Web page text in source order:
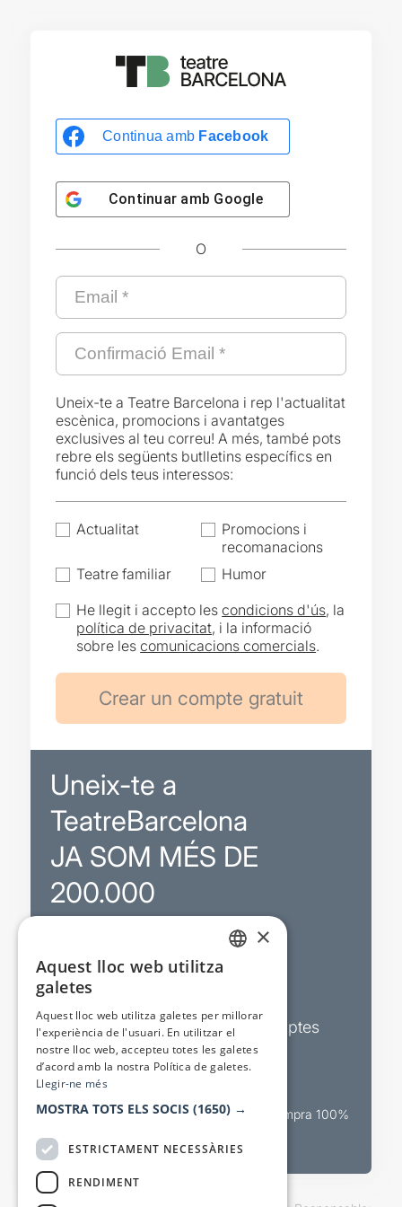
Continua amb Facebook
Continuar amb Google
O
Uneix-te a Teatre Barcelona i rep l'actualitat
escènica, promocions i avantatges
exclusives al teu correu! A més, també pots
rebre els següents butlletins específics en
funció dels teus interessos:
Actualitat
Promocions i
recomanacions
Teatre familiar
Humor
He llegit i accepto lescondicions d'ús, la
política de privacitat, i la informació
sobre lescomunicacions comercials.
Uneix-te a
TeatreBarcelona
JA SOM MÉS DE
200.000
Sortejos exclusius
Butlletins d’actualitat i descomptes
Valora espectacles
Canal oficial de venda teatral Compra 100%
×
Aquest lloc web utilitza
galetes
Aquest lloc web utilitza galetes per millorar
l'experiència de l'usuari. En utilitzar el
nostre lloc web, accepteu totes les galetes
d’acord amb la nostra Política de galetes.
Llegir-ne més
MOSTRA TOTS ELS SOCIS (1650) →
ESTRICTAMENT NECESSÀRIES
RENDIMENT